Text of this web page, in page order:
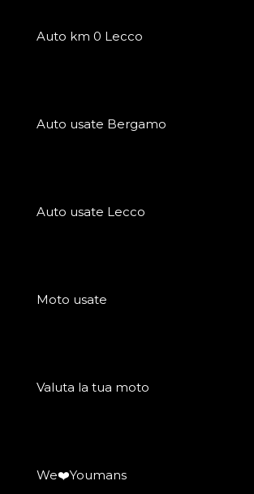
Auto km 0 Lecco
Auto usate Bergamo
Auto usate Lecco
Moto usate
Valuta la tua moto
We❤️Youmans